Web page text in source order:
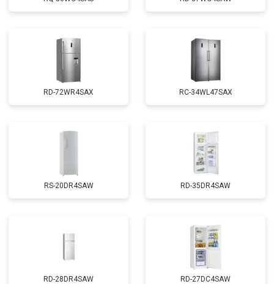
RD-72WR4SAX RС-34WL47SAX
RS-20DR4SAW RD-35DR4SAW
RD-28DR4SAW RD-27DC4SAW